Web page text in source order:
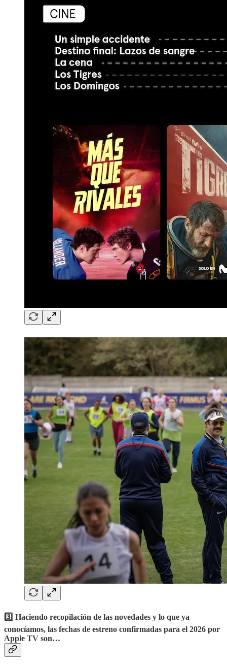
‎‎‎3️⃣ Haciendo recopilación de las novedades y lo que ya
conocíamos, las fechas de estreno confirmadas para el 2026 por
Apple TV son…